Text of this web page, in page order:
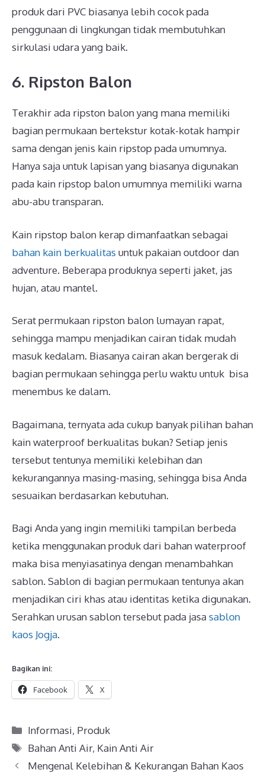
produk dari PVC biasanya lebih cocok pada
penggunaan di lingkungan tidak membutuhkan
sirkulasi udara yang baik.
6. Ripston Balon
Terakhir ada ripston balon yang mana memiliki
bagian permukaan bertekstur kotak-kotak hampir
sama dengan jenis kain ripstop pada umumnya.
Hanya saja untuk lapisan yang biasanya digunakan
pada kain ripstop balon umumnya memiliki warna
abu-abu transparan.
Kain ripstop balon kerap dimanfaatkan sebagai
bahan kain berkualitas untuk pakaian outdoor dan
adventure. Beberapa produknya seperti jaket, jas
hujan, atau mantel.
Serat permukaan ripston balon lumayan rapat,
sehingga mampu menjadikan cairan tidak mudah
masuk kedalam. Biasanya cairan akan bergerak di
bagian permukaan sehingga perlu waktu untuk bisa
menembus ke dalam.
Bagaimana, ternyata ada cukup banyak pilihan bahan
kain waterproof berkualitas bukan? Setiap jenis
tersebut tentunya memiliki kelebihan dan
kekurangannya masing-masing, sehingga bisa Anda
sesuaikan berdasarkan kebutuhan.
Bagi Anda yang ingin memiliki tampilan berbeda
ketika menggunakan produk dari bahan waterproof
maka bisa menyiasatinya dengan menambahkan
sablon. Sablon di bagian permukaan tentunya akan
menjadikan ciri khas atau identitas ketika digunakan.
Serahkan urusan sablon tersebut pada jasasablon
kaos Jogja.
Bagikan ini:
Facebook X
Kategori
Informasi, Produk
Tag
Bahan Anti Air, Kain Anti Air
Mengenal Kelebihan & Kekurangan Bahan Kaos